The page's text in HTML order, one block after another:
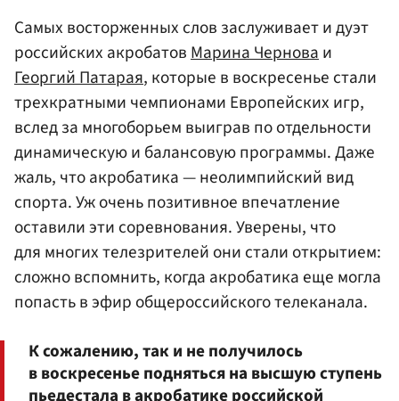
Самых восторженных слов заслуживает и дуэт
российских акробатовМарина Черноваи
Георгий Патарая, которые в воскресенье стали
трехкратными чемпионами Европейских игр,
вслед за многоборьем выиграв по отдельности
динамическую и балансовую программы. Даже
жаль, что акробатика — неолимпийский вид
спорта. Уж очень позитивное впечатление
оставили эти соревнования. Уверены, что
для многих телезрителей они стали открытием:
сложно вспомнить, когда акробатика еще могла
попасть в эфир общероссийского телеканала.
К сожалению, так и не получилось
в воскресенье подняться на высшую ступень
пьедестала в акробатике российской